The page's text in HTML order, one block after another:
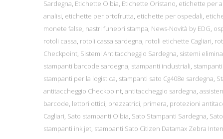
Sardegna, Etichette Olbia, Etichette Oristano, etichette per
analisi, etichette per ortofrutta, etichette per ospedali,
monete false, nastri funebri stampa, News-Novità by EDG,
rotoli cassa, rotoli cassa sardegna, rotoli etichette Cagliari,
Checkpoint, Sistemi Antitaccheggio Sardegna, sistemi
stampanti barcode sardegna, stampanti industriali,
stampanti per la logistica, stampanti sato Cg408e sardegna,
antitaccheggio Checkpoint, antitaccheggio sardegna,
barcode, lettori ottici, prezzatrici, primera, protezioni
Cagliari, Sato stampanti Olbia, Sato Stampanti Sardegna,
stampanti ink jet, stampanti Sato Citizen Datamax Zebra